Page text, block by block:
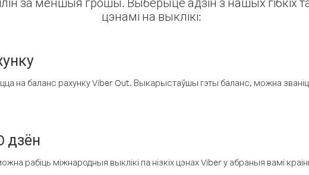
цэнамі на выклікі:
на баланс рахунку Viber Out. Выкарыстаўшы гэты баланс, можна
дзён
рабіць міжнародныя выклікі па нізкіх цэнах Viber у абраныя вамі